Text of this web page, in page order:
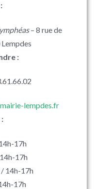
– 8 rue de
:
lempdes.fr
17h
17h
14h-17h
17h